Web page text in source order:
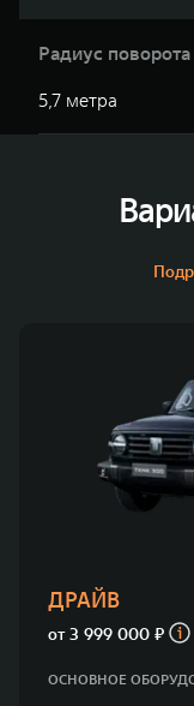
Радиус
5,7 метра
ДРАЙВ
от3 999 000 ₽
ОСНОВНОЕ